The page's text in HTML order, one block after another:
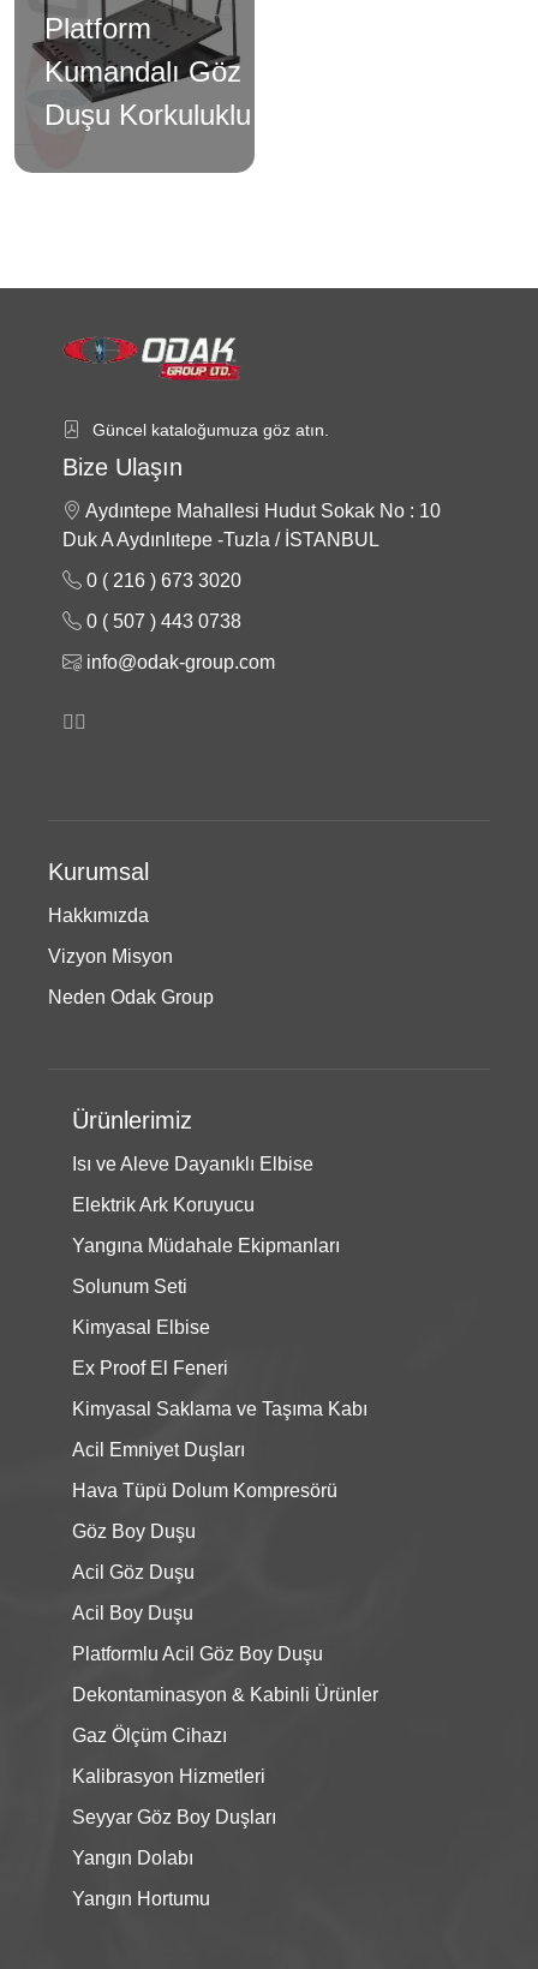
Platform
Kumandalı Göz
Duşu Korkuluklu
Güncel kataloğumuza göz atın.
Bize Ulaşın
Aydıntepe Mahallesi Hudut Sokak No : 10
Duk A Aydınlıtepe -Tuzla / İSTANBUL
0 ( 216 ) 673 3020
0 ( 507 ) 443 0738
info@odak-group.com
Kurumsal
Hakkımızda
Vizyon Misyon
Neden Odak Group
Ürünlerimiz
Isı ve Aleve Dayanıklı Elbise
Elektrik Ark Koruyucu
Yangına Müdahale Ekipmanları
Solunum Seti
Kimyasal Elbise
Ex Proof El Feneri
Kimyasal Saklama ve Taşıma Kabı
Acil Emniyet Duşları
Hava Tüpü Dolum Kompresörü
Göz Boy Duşu
Acil Göz Duşu
Acil Boy Duşu
Platformlu Acil Göz Boy Duşu
Dekontaminasyon & Kabinli Ürünler
Gaz Ölçüm Cihazı
Kalibrasyon Hizmetleri
Seyyar Göz Boy Duşları
Yangın Dolabı
Yangın Hortumu